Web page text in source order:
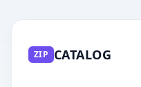
ZIP CATALOG